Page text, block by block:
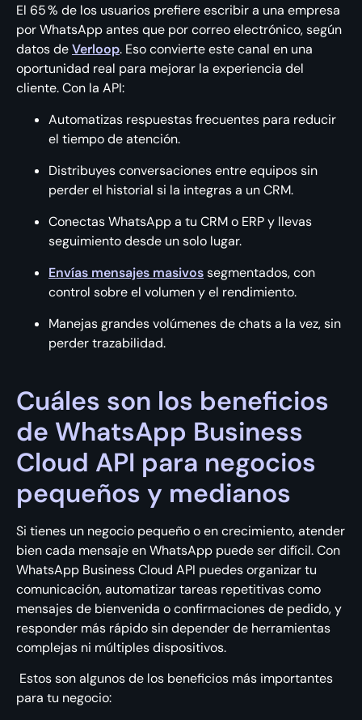
El 65 % de los usuarios prefiere escribir a una empresa
por WhatsApp antes que por correo electrónico, según
datos deVerloop. Eso convierte este canal en una
oportunidad real para mejorar la experiencia del
cliente. Con la API:
Automatizas respuestas frecuentes para reducir
el tiempo de atención.
Distribuyes conversaciones entre equipos sin
perder el historial si la integras a un CRM.
Conectas WhatsApp a tu CRM o ERP y llevas
seguimiento desde un solo lugar.
Envías mensajes masivossegmentados, con
control sobre el volumen y el rendimiento.
Manejas grandes volúmenes de chats a la vez, sin
perder trazabilidad.
Cuáles son los beneficios
de WhatsApp Business
Cloud API para negocios
pequeños y medianos
Si tienes un negocio pequeño o en crecimiento, atender
bien cada mensaje en WhatsApp puede ser difícil. Con
WhatsApp Business Cloud API puedes organizar tu
comunicación, automatizar tareas repetitivas como
mensajes de bienvenida o confirmaciones de pedido, y
responder más rápido sin depender de herramientas
complejas ni múltiples dispositivos.
Estos son algunos de los beneficios más importantes
para tu negocio: